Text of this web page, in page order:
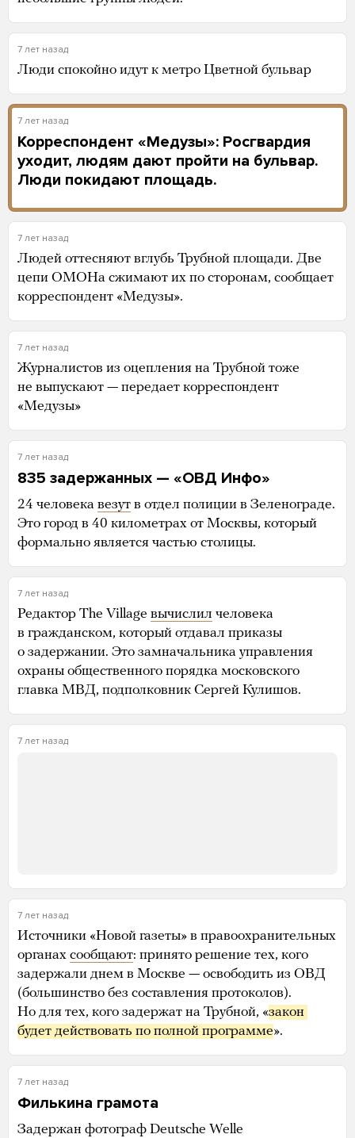
7 лет назад
Люди спокойно идут к метро Цветной бульвар
7 лет назад
Корреспондент «Медузы»: Росгвардия
уходит, людям дают пройти на бульвар.
Люди покидают площадь.
7 лет назад
Людей оттесняют вглубь Трубной площади. Две
цепи ОМОНа сжимают их по сторонам, сообщает
корреспондент «Медузы».
7 лет назад
Журналистов из оцепления на Трубной тоже
не выпускают — передает корреспондент
«Медузы»
7 лет назад
835 задержанных — «ОВД Инфо»
24 человека везут в отдел полиции в Зеленограде.
Это город в 40 километрах от Москвы, который
формально является частью столицы.
7 лет назад
Редактор The Village вычислил человека
в гражданском, который отдавал приказы
о задержании. Это замначальника управления
охраны общественного порядка московского
главка МВД, подполковник Сергей Кулишов.
7 лет назад
7 лет назад
Источники «Новой газеты» в правоохранительных
органах сообщают: принято решение тех, кого
задержали днем в Москве — освободить из ОВД
(большинство без составления протоколов).
Но для тех, кого задержат на Трубной, «закон
будет действовать по полной программе».
7 лет назад
Филькина грамота
Задержан фотограф Deutsche Welle